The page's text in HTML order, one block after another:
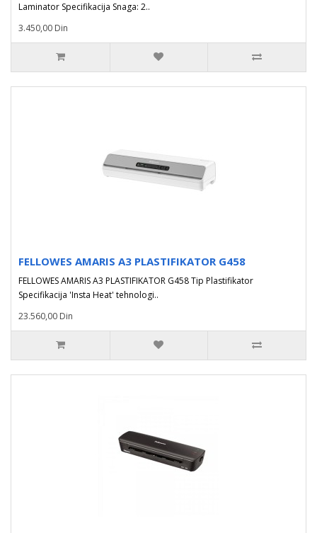
Laminator Specifikacija Snaga: 2..
3.450,00 Din
FELLOWES AMARIS A3 PLASTIFIKATOR G458
FELLOWES AMARIS A3 PLASTIFIKATOR G458 Tip Plastifikator
Specifikacija 'Insta Heat' tehnologi..
23.560,00 Din